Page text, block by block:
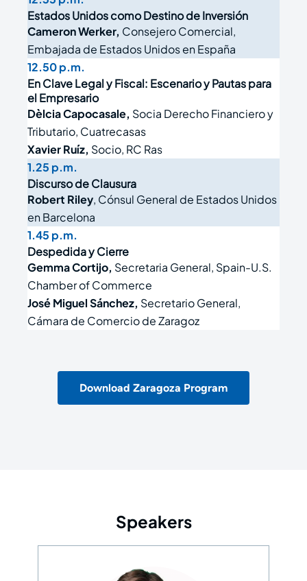
Estados Unidos como Destino de Inversión
Cameron Werker, Consejero Comercial,
Embajada de Estados Unidos en España
12.50 p.m.
En Clave Legal y Fiscal: Escenario y Pautas para
el Empresario
Dèlcia Capocasale, Socia Derecho Financiero y
Tributario, Cuatrecasas
Xavier Ruíz, Socio, RC Ras
1.25 p.m.
Discurso de Clausura
Robert Riley, Cónsul General de Estados Unidos
en Barcelona
1.45 p.m.
Despedida y Cierre
Gemma Cortijo, Secretaria General, Spain-U.S.
Chamber of Commerce
José Miguel Sánchez, Secretario General,
Cámara de Comercio de Zaragoz
Download Zaragoza Program
Speakers